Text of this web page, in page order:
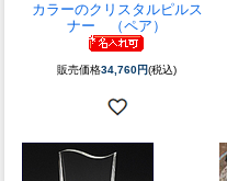
カラーのクリスタルピルス
ナー （ペア）
販売価格34,760円(税込)